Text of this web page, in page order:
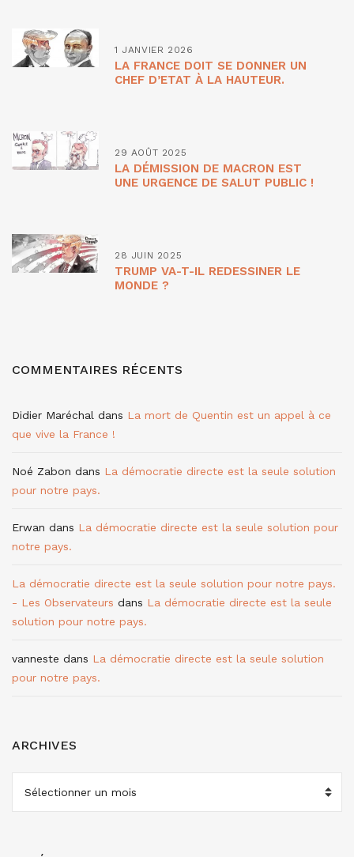
1 JANVIER 2026
LA FRANCE DOIT SE DONNER UN
CHEF D’ETAT À LA HAUTEUR.
29 AOÛT 2025
LA DÉMISSION DE MACRON EST
UNE URGENCE DE SALUT PUBLIC !
28 JUIN 2025
TRUMP VA-T-IL REDESSINER LE
MONDE ?
COMMENTAIRES RÉCENTS
Didier Maréchal dans La mort de Quentin est un appel à ce
que vive la France !
Noé Zabon dans La démocratie directe est la seule solution
pour notre pays.
Erwan dans La démocratie directe est la seule solution pour
notre pays.
La démocratie directe est la seule solution pour notre pays.
- Les Observateurs dans La démocratie directe est la seule
solution pour notre pays.
vanneste dans La démocratie directe est la seule solution
pour notre pays.
ARCHIVES